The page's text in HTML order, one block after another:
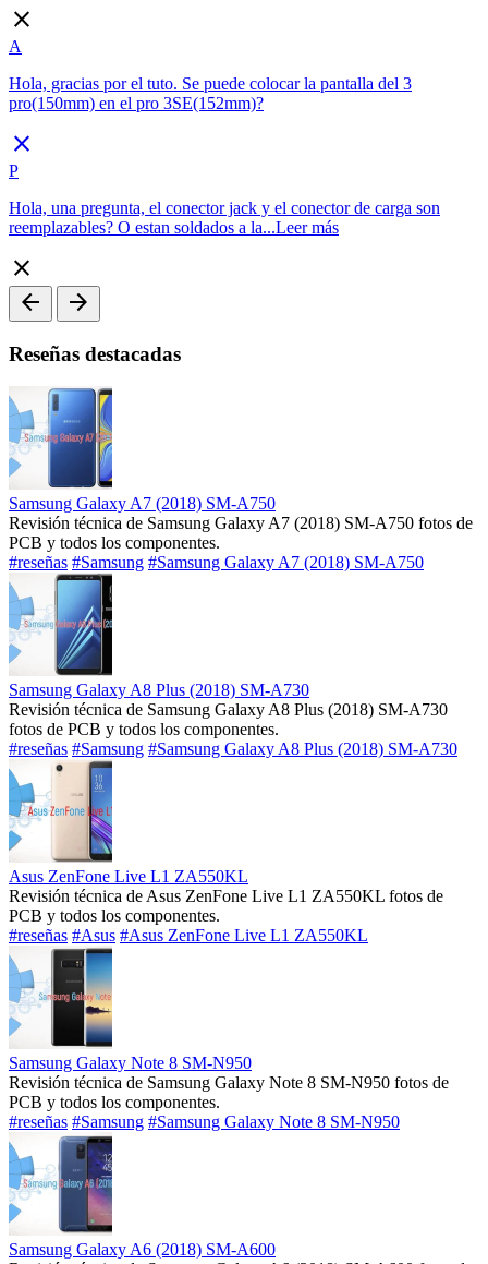
close
A
Hola, gracias por el tuto. Se puede colocar la pantalla del 3
pro(150mm) en el pro 3SE(152mm)?
close
P
Hola, una pregunta, el conector jack y el conector de carga son
reemplazables? O estan soldados a la...Leer más
close
arrow_back
arrow_forward
Reseñas destacadas
Samsung Galaxy A7 (2018) SM-A750
Revisión técnica de Samsung Galaxy A7 (2018) SM-A750 fotos de
PCB y todos los componentes.
#reseñas #Samsung #Samsung Galaxy A7 (2018) SM-A750
Samsung Galaxy A8 Plus (2018) SM-A730
Revisión técnica de Samsung Galaxy A8 Plus (2018) SM-A730
fotos de PCB y todos los componentes.
#reseñas #Samsung #Samsung Galaxy A8 Plus (2018) SM-A730
Asus ZenFone Live L1 ZA550KL
Revisión técnica de Asus ZenFone Live L1 ZA550KL fotos de
PCB y todos los componentes.
#reseñas #Asus #Asus ZenFone Live L1 ZA550KL
Samsung Galaxy Note 8 SM-N950
Revisión técnica de Samsung Galaxy Note 8 SM-N950 fotos de
PCB y todos los componentes.
#reseñas #Samsung #Samsung Galaxy Note 8 SM-N950
Samsung Galaxy A6 (2018) SM-A600